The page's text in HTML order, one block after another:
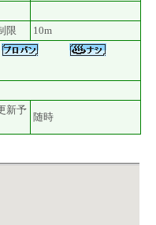
限 10m
新予
随時